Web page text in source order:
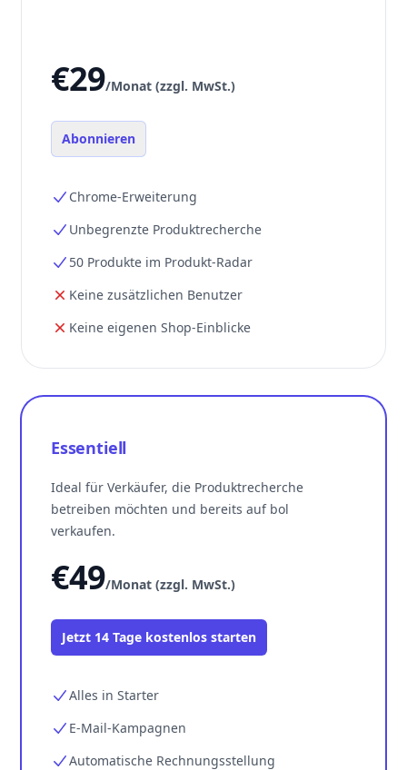
€29/Monat (zzgl. MwSt.)
Abonnieren
Chrome-Erweiterung
Unbegrenzte Produktrecherche
50 Produkte im Produkt-Radar
Keine zusätzlichen Benutzer
Keine eigenen Shop-Einblicke
Essentiell
Ideal für Verkäufer, die Produktrecherche
betreiben möchten und bereits auf bol
verkaufen.
€49/Monat (zzgl. MwSt.)
Jetzt 14 Tage kostenlos starten
Alles in Starter
E-Mail-Kampagnen
Automatische Rechnungsstellung